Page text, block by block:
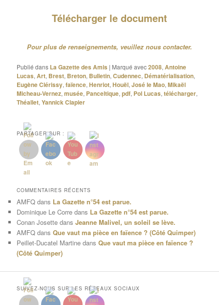
Télécharger le document
Pour plus de renseignements, veuillez nous contacter.
Publié dans La Gazette des Amis | Marqué avec2008,Antoine
Lucas,Art, Brest, Breton, Bulletin,Cudennec, Dématérialisation,
Eugène Clérissy,faïence,Henriot,Houël,José le Mao,Mikaël
Micheau-Vernez,musée, Panceltique,pdf, Pol Lucas,télécharger,
Théallet,Yannick Clapier
PARTAGER SUR :
COMMENTAIRES RÉCENTS
AMFQ dans La Gazette n°54 est parue.
Dominique Le Corre dans La Gazette n°54 est parue.
Conan Josette dansJeanne Malivel, un soleil se lève.
AMFQ dansQue vaut ma pièce en faïence ? (Côté Quimper)
Peillet-Ducatel Martine dansQue vaut ma pièce en faïence ?
(Côté Quimper)
SUIVEZ-NOUS SUR LES RÉSEAUX SOCIAUX